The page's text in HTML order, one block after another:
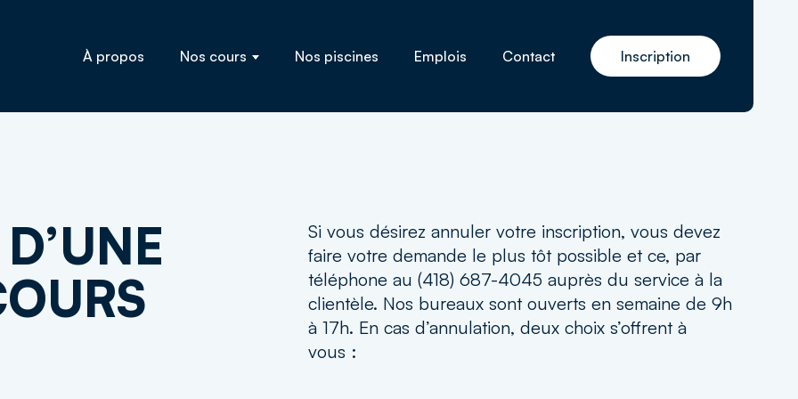
À propos Nos cours Nos piscines Emplois Contact Inscription
Formations Dès l'âge de 13 ans
Si vous désirez annuler votre inscription, vous devez
faire votre demande le plus tôt possible et ce, par
téléphone au (418) 687-4045 auprès du service à la
clientèle. Nos bureaux sont ouverts en semaine de 9h
à 17h. En cas d’annulation, deux choix s’offrent à
vous :